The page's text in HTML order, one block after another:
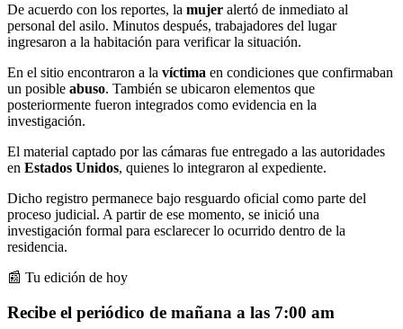
De acuerdo con los reportes, la mujer alertó de inmediato al
personal del asilo. Minutos después, trabajadores del lugar
ingresaron a la habitación para verificar la situación.
En el sitio encontraron a la víctima en condiciones que confirmaban
un posible abuso. También se ubicaron elementos que
posteriormente fueron integrados como evidencia en la
investigación.
El material captado por las cámaras fue entregado a las autoridades
en Estados Unidos, quienes lo integraron al expediente.
Dicho registro permanece bajo resguardo oficial como parte del
proceso judicial. A partir de ese momento, se inició una
investigación formal para esclarecer lo ocurrido dentro de la
residencia.
📰 Tu edición de hoy
Recibe el periódico de mañana a las 7:00 am